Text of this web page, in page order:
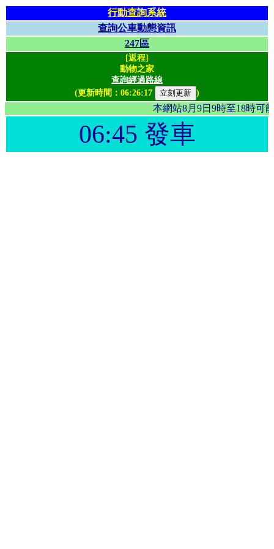
行動查詢系統
查詢公車動態資訊
247區
[返程]
動物之家
查詢經過路線
(更新時間： 06:26:17 )
本網站8月9日9時至18
06:45 發車